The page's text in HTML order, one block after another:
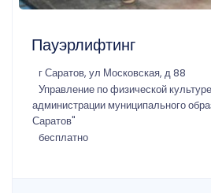
Пауэрлифтинг
г Саратов, ул Московская, д 88
Управление по физической
администрации муниципального
Саратов"
бесплатно